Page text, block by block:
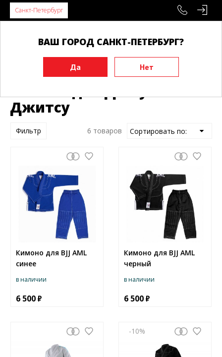
Санкт-Петербург
ВАШ ГОРОД САНКТ-ПЕТЕРБУРГ?
Главная Экипировка
Кимоно
Кимоно для Джиу-Джитсу
Джитсу
Фильтр 6 товаров
Кимоно для BJJ AML
синее
в наличии
6 500
Кимоно для BJJ AML
черный
в наличии
6 500
-10